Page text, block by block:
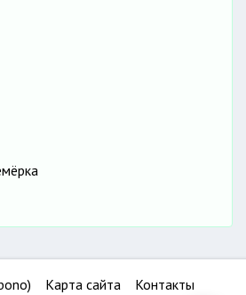
Карта сайта Контакты